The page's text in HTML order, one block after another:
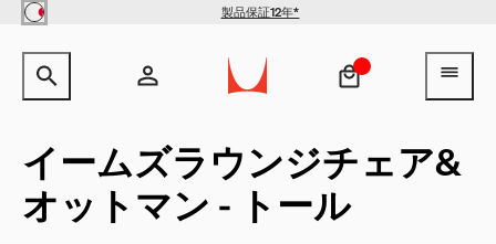
Skip to main content 製品保証12年*
サイト内検索のためのテキストを入力してください。
Herman Miller X HAY
¥100,100
ヘッダー検索ボックスをオープン
アカウント
新規登録
QuickShip：通常在庫品
QuickShip：国内在庫品
ゲーミングチェア
クリアランス
イームズラウンジチェア&
オットマン - トール